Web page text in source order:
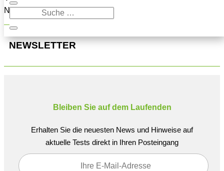
Navigation oben, um den Beitrag zu finden.
NEWSLETTER
Bleiben Sie auf dem Laufenden
Erhalten Sie die neuesten News und Hinweise auf
aktuelle Tests direkt in Ihren Posteingang